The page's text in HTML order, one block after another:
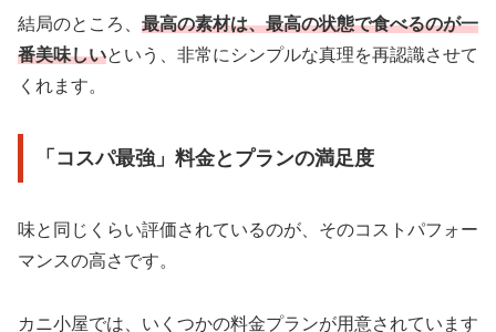
結局のところ、 最高の素材は、最高の状態で食べるのが一
番美味しいという、非常にシンプルな真理を再認識させて
くれます。
「コスパ最強」料金とプランの満足度
味と同じくらい評価されているのが、そのコストパフォー
マンスの高さです。
カニ小屋では、いくつかの料金プランが用意されています